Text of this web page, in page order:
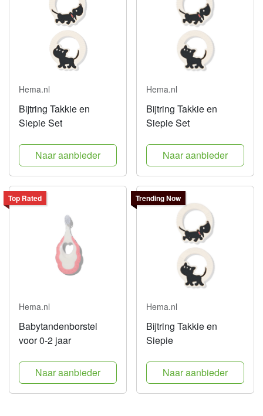
Hema.nl
Bijtring Takkie en
Siepie Set
Naar aanbieder
Hema.nl
Bijtring Takkie en
Siepie Set
Naar aanbieder
Top Rated
Hema.nl
Babytandenborstel
voor 0-2 jaar
Naar aanbieder
Trending Now
Hema.nl
Bijtring Takkie en
Siepie
Naar aanbieder